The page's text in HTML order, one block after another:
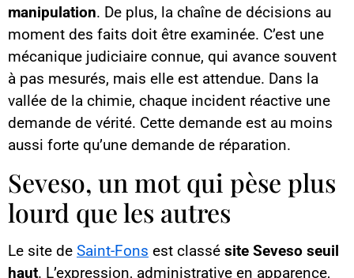
manipulation. De plus, la chaîne de décisions au
moment des faits doit être examinée. C’est une
mécanique judiciaire connue, qui avance souvent
à pas mesurés, mais elle est attendue. Dans la
vallée de la chimie, chaque incident réactive une
demande de vérité. Cette demande est au moins
aussi forte qu’une demande de réparation.
Seveso, un mot qui pèse plus
lourd que les autres
Le site de Saint-Fons est classé site Seveso seuil
haut. L’expression, administrative en apparence,